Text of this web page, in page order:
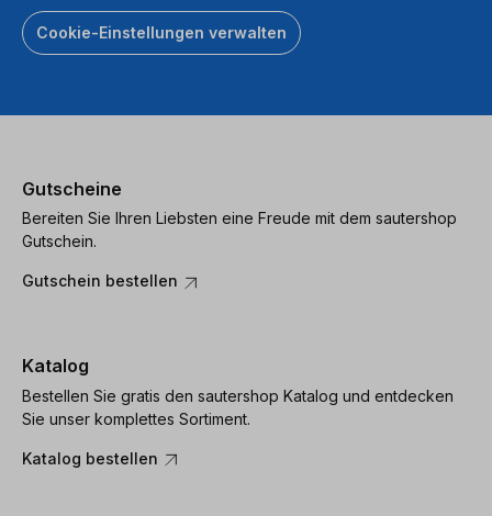
Cookie-Einstellungen verwalten
Gutscheine
Bereiten Sie Ihren Liebsten eine Freude mit dem sautershop
Gutschein.
Gutschein bestellen
Katalog
Bestellen Sie gratis den sautershop Katalog und entdecken
Sie unser komplettes Sortiment.
Katalog bestellen